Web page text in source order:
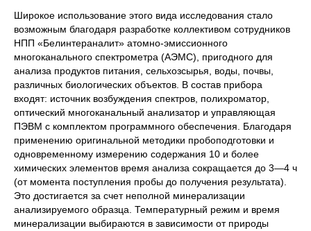
Широкое использование этого вида исследования стало
возможным благодаря разработке коллективом сотрудников
НПП «Белинтераналит» атомно-эмиссионного
многоканального спектрометра (АЭМС), пригодного для
анализа продуктов питания, сельхозсырья, воды, почвы,
различных биологических объектов. В состав прибора
входят: источник возбуждения спектров, полихроматор,
оптический многоканальный анализатор и управляющая
ПЭВМ с комплектом программного обеспечения. Благодаря
применению оригинальной методики пробоподготовки и
одновременному измерению содержания 10 и более
химических элементов время анализа сокращается до 3—4 ч
(от момента поступления пробы до получения результата).
Это достигается за счет неполной минерализации
анализируемого образца. Температурный режим и время
минерализации выбираются в зависимости от природы